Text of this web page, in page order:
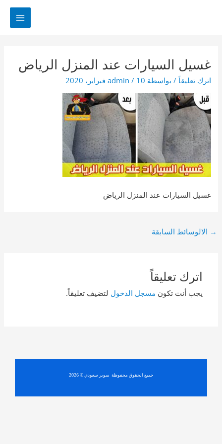
غسيل السيارات عند المنزل الرياض
اترك تعليقاً / بواسطة admin / 10 فبراير، 2020
غسيل السيارات عند المنزل الرياض
Post→ الالوسائط السابقة
اترك تعليقاً
يجب أنت تكون مسجل الدخول لتضيف تعليقاً.
جميع الحقوق محفوظة سوبر سعودي © 2026